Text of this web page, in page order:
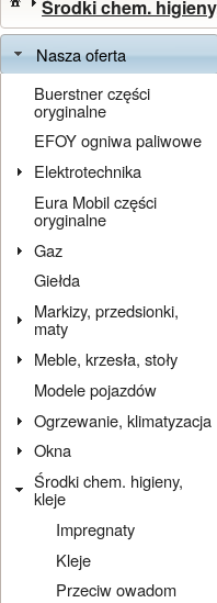
Środki chem.
Nasza oferta
Buerstner części
oryginalne
EFOY ogniwa paliwowe
Elektrotechnika
Eura Mobil części
oryginalne
Gaz
Giełda
Markizy, przedsionki,
maty
Meble, krzesła, stoły
Modele pojazdów
Ogrzewanie, klimatyzacja
Okna
Środki chem. higieny,
kleje
Impregnaty
Kleje
Przeciw owadom